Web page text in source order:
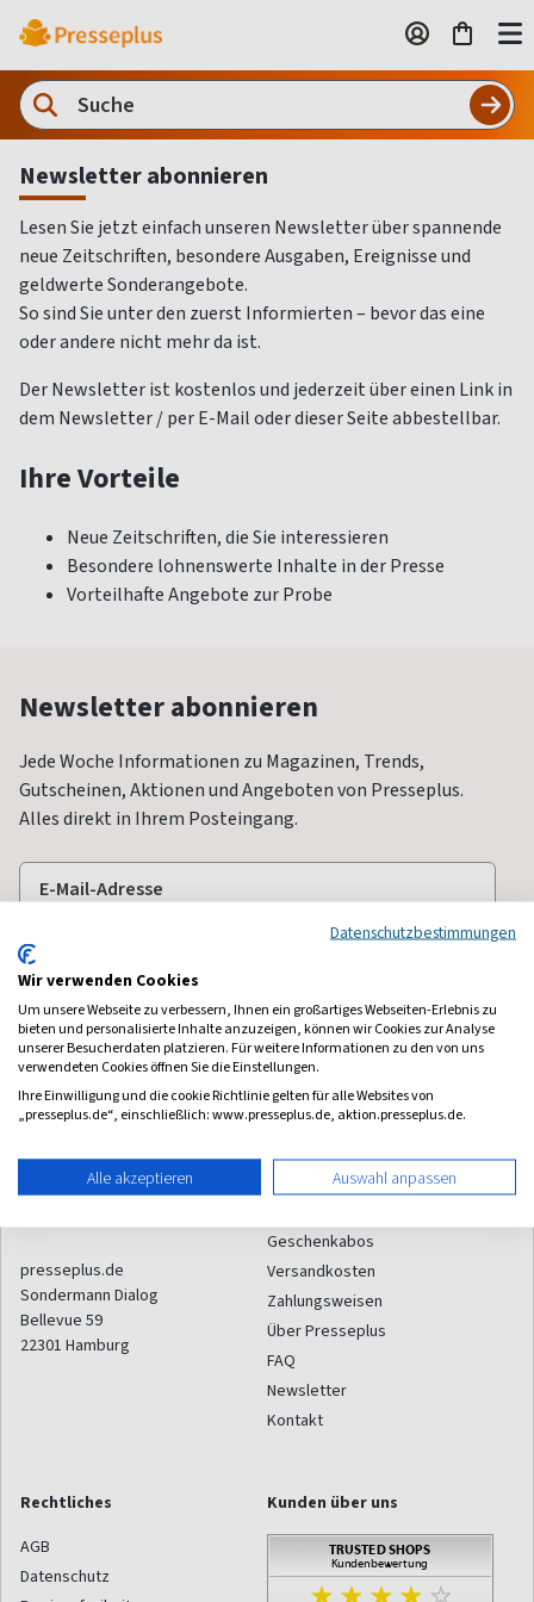
Newsletter abonnieren
Lesen Sie jetzt einfach unseren Newsletter über spannende
neue Zeitschriften, besondere Ausgaben, Ereignisse und
geldwerte Sonderangebote.
So sind Sie unter den zuerst Informierten – bevor das eine
oder andere nicht mehr da ist.
Der Newsletter ist kostenlos und jederzeit über einen Link in
dem Newsletter / per E-Mail oder dieser Seite abbestellbar.
Ihre Vorteile
Neue Zeitschriften, die Sie interessieren
Besondere lohnenswerte Inhalte in der Presse
Vorteilhafte Angebote zur Probe
Newsletter abonnieren
Jede Woche Informationen zu Magazinen, Trends,
Gutscheinen, Aktionen und Angeboten von Presseplus.
Alles direkt in Ihrem Posteingang.
info@presseplus.de
presseplus.de
Sondermann Dialog
Bellevue 59
22301 Hamburg
Geschenkgutschein
Geschenkabos
Versandkosten
Zahlungsweisen
Über Presseplus
FAQ
Newsletter
Kontakt
Rechtliches
AGB
Datenschutz
Kunden über uns
Datenschutzbestimmungen
Wir verwenden Cookies
Um unsere Webseite zu verbessern, Ihnen ein großartiges Webseiten-Erlebnis zu
bieten und personalisierte Inhalte anzuzeigen, können wir Cookies zur Analyse
unserer Besucherdaten platzieren. Für weitere Informationen zu den von uns
verwendeten Cookies öffnen Sie die Einstellungen.
Ihre Einwilligung und die cookie Richtlinie gelten für alle Websites von
„presseplus.de“, einschließlich: www.presseplus.de, aktion.presseplus.de.
Alle akzeptieren Auswahl anpassen